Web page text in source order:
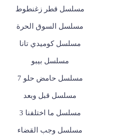
مسلسل قطر زغنطوط
مسلسل السوق الحرة
مسلسل كوميدي تانا
مسلسل بيبو
مسلسل حامض حلو 7
مسلسل قبل وبعد
مسلسل ما اختلفنا 3
مسلسل وجب القضاء